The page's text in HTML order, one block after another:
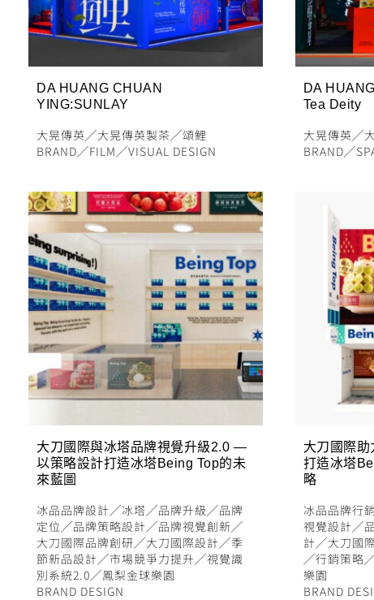
DA HUANG CHUAN
YING:SUNLAY
⼤晃傳英╱大晃傳英製茶 ╱頌鯉
BRAND╱FILM ╱VISUAL DESIGN
DA
Tea Deity
⼤晃傳英╱
BRAND╱
大刀國際與冰塔品牌視覺升級2.0 —
以策略設計打造冰塔Being Top的未
來藍圖
冰品品牌設計╱冰塔╱品牌升級 ╱品牌
定位 ╱品牌策略設計╱品牌視覺創新╱
大刀國際品牌創研╱大刀國際設計╱季
節新品設計╱市場競爭力提升╱視覺識
別系統2.0╱鳳梨金球樂園
BRAND DESIGN
大刀國際
打造冰塔
略
冰品品牌行銷
視覺設計╱
計╱大刀國
╱行銷策略
樂園
BRAND